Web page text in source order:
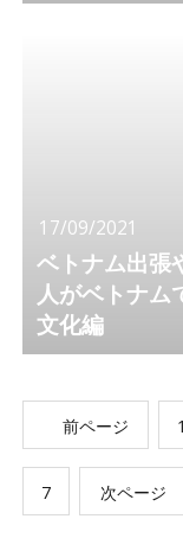
17/09/2021
ベトナム出張
人がベトナム
文化編
前ページ 1
7 次ページ